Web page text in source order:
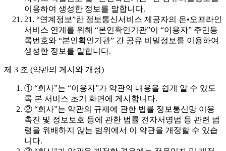
이용하여 생성한 정보를 말합니다.
21. “연계정보”란 정보통신서비스 제공자의 온•오프라인
서비스 연계를 위해 “본인확인기관”이 “이용자” 주민등
록번호와 “본인확인기관” 간 공유 비밀정보를 이용하여
생성한 정보를 말합니다.
제 3 조 (약관의 게시와 개정)
① “회사”는 “이용자”가 약관의 내용을 쉽게 알 수 있도
록 본 서비스 초기 화면에 게시합니다.
② “회사”는 약관의 규제에 관한 법률 정보통신망 이용
촉진 및 정보보호 등에 관한 법률 전자서명법 등 관련 법
령을 위배하지 않는 범위에서 이 약관을 개정할 수 있습
니다.